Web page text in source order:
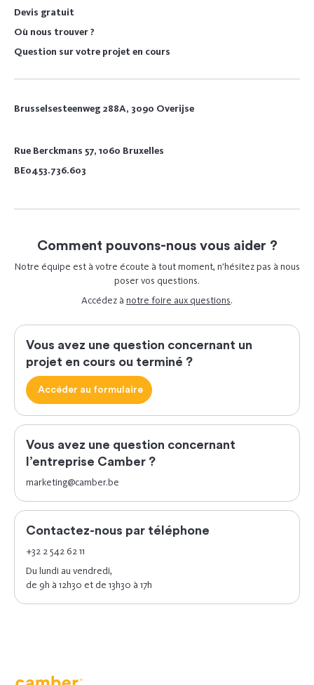
Devis gratuit
Où nous trouver ?
Question sur votre projet en cours
Brusselsesteenweg 288A, 3090 Overijse
Rue Berckmans 57, 1060 Bruxelles
BE0453.736.603
Comment pouvons-nous vous aider ?
Notre équipe est à votre écoute à tout moment, n’hésitez pas à nous
poser vos questions.
Accédez à notre foire aux questions.
Vous avez une question concernant un
projet en cours ou terminé ?
Accéder au formulaire
Vous avez une question concernant
l’entreprise Camber ?
marketing@camber.be
Contactez-nous par téléphone
+32 2 542 62 11
Du lundi au vendredi,
de 9h à 12h30 et de 13h30 à 17h
Camber